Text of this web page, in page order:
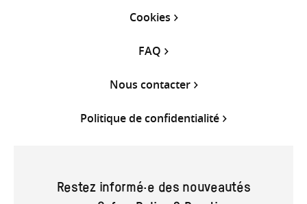
Cookies
FAQ
Nous contacter
Politique de confidentialité
Restez informé·e des nouveautés